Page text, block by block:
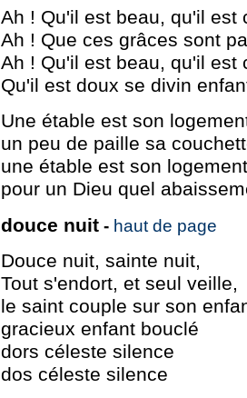
Ah ! Qu'il est beau, qu'il est
Ah ! Que ces grâces sont
Ah ! Qu'il est beau, qu'il est
Qu'il est doux se divin
Une étable est son
un peu de paille sa
une étable est son logement
pour un Dieu quel
douce nuit - haut de page
Douce nuit, sainte nuit,
Tout s'endort, et seul veille,
le saint couple sur son
gracieux enfant bouclé
dors céleste silence
dos céleste silence